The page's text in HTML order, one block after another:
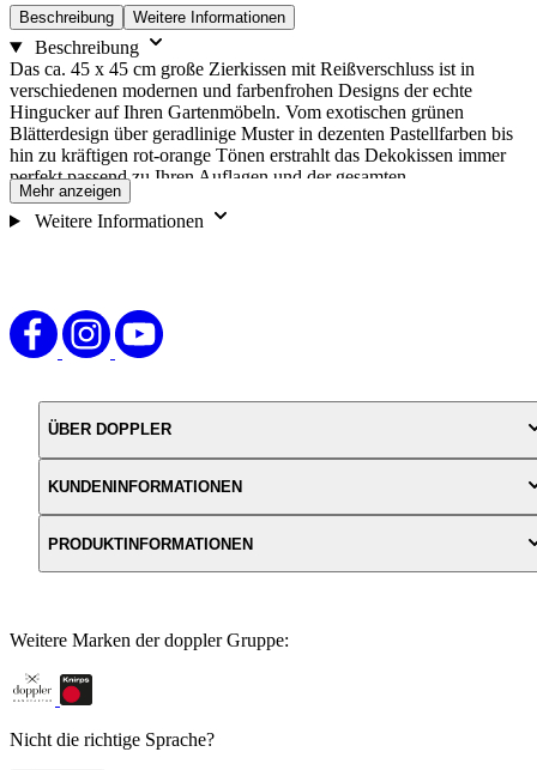
Beschreibung Weitere Informationen
Beschreibung
Das ca. 45 x 45 cm große Zierkissen mit Reißverschluss ist in
verschiedenen modernen und farbenfrohen Designs der echte
Hingucker auf Ihren Gartenmöbeln. Vom exotischen grünen
Blätterdesign über geradlinige Muster in dezenten Pastellfarben bis
hin zu kräftigen rot-orange Tönen erstrahlt das Dekokissen immer
perfekt passend zu Ihren Auflagen und der gesamten
Gartengestaltung.
Mehr anzeigen
Weitere Informationen
ÜBER DOPPLER
KUNDENINFORMATIONEN
PRODUKTINFORMATIONEN
Weitere Marken der doppler Gruppe:
Nicht die richtige Sprache?